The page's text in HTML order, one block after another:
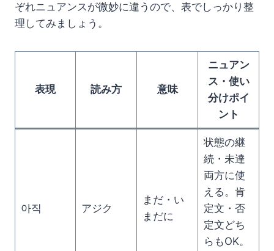
ぞれニュアンスが微妙に違うので、表でしっかり整
理してみましょう。
表現 読み方 意味
ニュアン
ス・使い
分けポイ
ント
아직 アジク
まだ・い
まだに
状態の継
続・未達
両方に使
える。肯
定文・否
定文どち
らもOK。